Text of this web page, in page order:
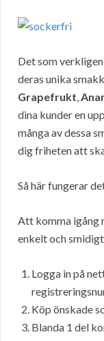
Det som
deras unika
Grapefrukt,
dina kunder en
många av dessa
dig friheten att
Så här fungerar
Att komma igång
enkelt och
Logga in på
Köp önskade
Blanda 1 del